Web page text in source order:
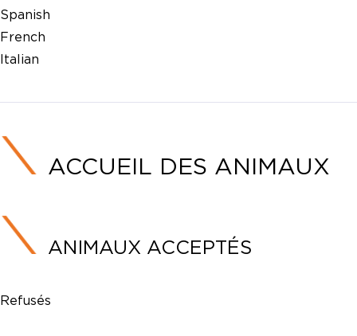
Spanish
French
Italian
ACCUEIL DES ANIMAUX
ANIMAUX ACCEPTÉS
Refusés